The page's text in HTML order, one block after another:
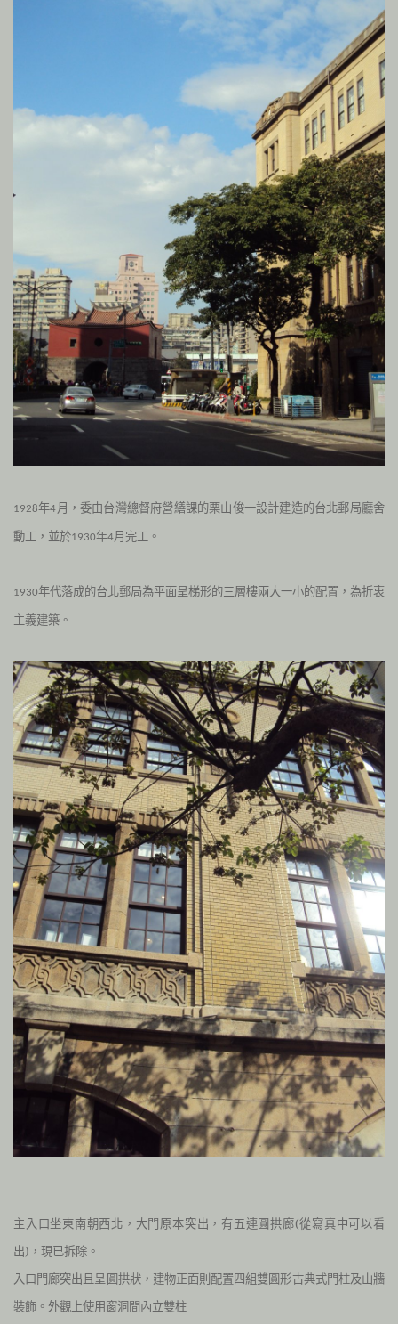
1928年4月，委由台灣總督府營繕課的栗山俊一設計建造的台北郵局廳舍
動工，並於1930年4月完工。
1930年代落成的台北郵局為平面呈梯形的三層樓兩大一小的配置，為折衷
主義建築。
主入口坐東南朝西北， 大門原本突出，有五連圓拱廊(從寫真中可以看
出)，現已拆除 。
入口門廊突出且呈圓拱狀，建物正面則配置四組雙圓形古典式門柱及山牆
裝飾。外觀上使用窗洞間內立雙柱